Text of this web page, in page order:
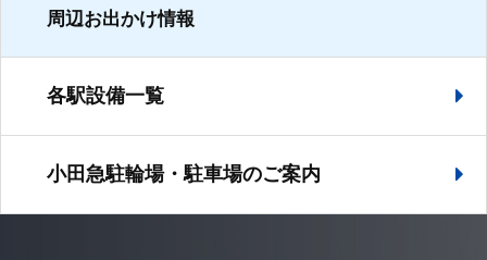
周辺お出かけ情報
各駅設備一覧
小田急駐輪場・駐車場のご案内